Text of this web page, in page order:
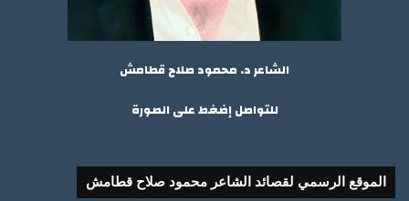
الشاعر د. محمود صلاح قطامش
للتواصل إضغط على الصورة
الموقع الرسمي لقصائد الشاعر محمود صلاح قطامش